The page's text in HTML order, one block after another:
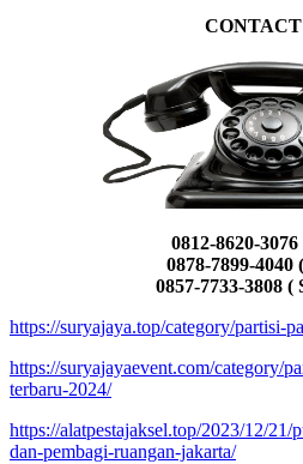
CONTACT
0812-8620-
0878-7899-
0857-7733-3808
https://suryajaya.top/category/partisi-
https://suryajayaevent.com/category/
terbaru-2024/
https://alatpestajaksel.top/2023/12/21/
dan-pembagi-ruangan-jakarta/